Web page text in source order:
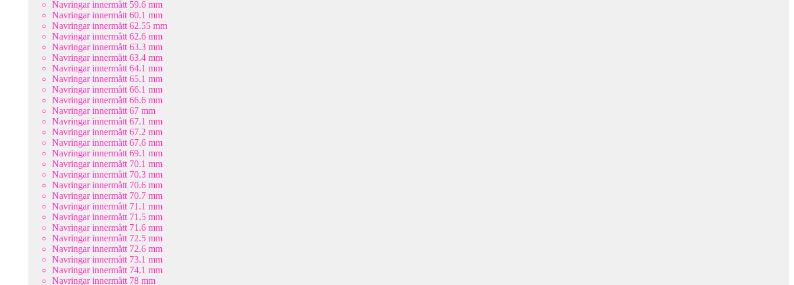
Navringar innermått 59.6 mm
Navringar innermått 60.1 mm
Navringar innermått 62.55 mm
Navringar innermått 62.6 mm
Navringar innermått 63.3 mm
Navringar innermått 63.4 mm
Navringar innermått 64.1 mm
Navringar innermått 65.1 mm
Navringar innermått 66.1 mm
Navringar innermått 66.6 mm
Navringar innermått 67 mm
Navringar innermått 67.1 mm
Navringar innermått 67.2 mm
Navringar innermått 67.6 mm
Navringar innermått 69.1 mm
Navringar innermått 70.1 mm
Navringar innermått 70.3 mm
Navringar innermått 70.6 mm
Navringar innermått 70.7 mm
Navringar innermått 71.1 mm
Navringar innermått 71.5 mm
Navringar innermått 71.6 mm
Navringar innermått 72.5 mm
Navringar innermått 72.6 mm
Navringar innermått 73.1 mm
Navringar innermått 74.1 mm
Navringar innermått 78 mm